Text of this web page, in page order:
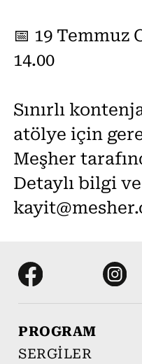
📅 19 Temmuz
14.00
Sınırlı
atölye için
Meşher
Detaylı bilgi
PROGRAM
SERGİLER